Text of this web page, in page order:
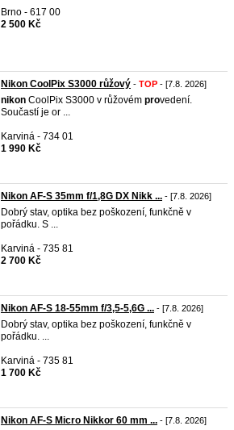
Brno - 617 00
2 500 Kč
Nikon CoolPix S3000 růžový - TOP - [7.8. 2026]
nikon CoolPix S3000 v růžovém provedení.
Součastí je or ...
Karviná - 734 01
1 990 Kč
Nikon AF-S 35mm f/1,8G DX Nikk ... - [7.8. 2026]
Dobrý stav, optika bez poškození, funkčně v
pořádku. S ...
Karviná - 735 81
2 700 Kč
Nikon AF-S 18-55mm f/3,5-5,6G ... - [7.8. 2026]
Dobrý stav, optika bez poškození, funkčně v
pořádku. ...
Karviná - 735 81
1 700 Kč
Nikon AF-S Micro Nikkor 60 mm ... - [7.8. 2026]